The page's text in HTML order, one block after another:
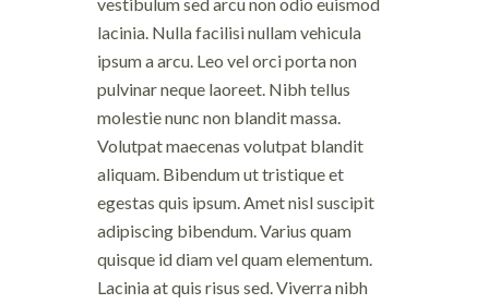
vestibulum sed arcu non odio euismod
lacinia. Nulla facilisi nullam vehicula
ipsum a arcu. Leo vel orci porta non
pulvinar neque laoreet. Nibh tellus
molestie nunc non blandit massa.
Volutpat maecenas volutpat blandit
aliquam. Bibendum ut tristique et
egestas quis ipsum. Amet nisl suscipit
adipiscing bibendum. Varius quam
quisque id diam vel quam elementum.
Lacinia at quis risus sed. Viverra nibh